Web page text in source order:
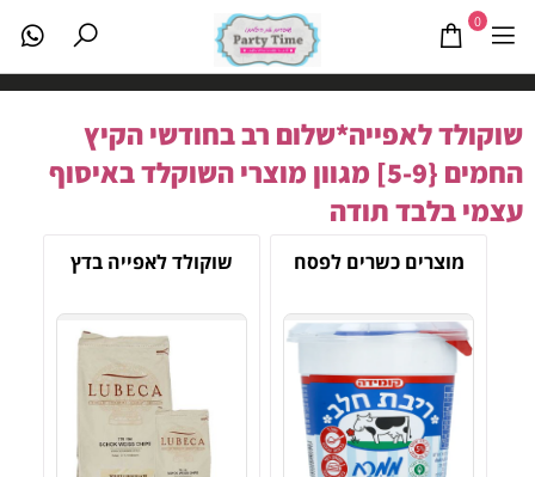
0
שוקולד לאפייה*שלום רב בחודשי הקיץ
החמים {5-9] מגוון מוצרי השוקלד באיסוף
עצמי בלבד תודה
מוצרים כשרים לפסח שוקולד לאפייה בדץ